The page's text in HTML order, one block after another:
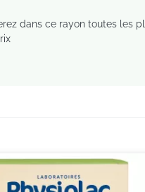
dans ce rayon toutes les